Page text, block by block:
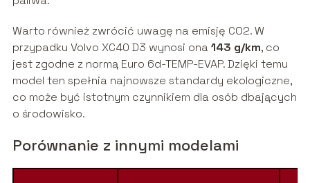
Warto również zwrócić uwagę na emisję CO2. W
przypadku Volvo XC40 D3 wynosi ona143 g/km, co
jest zgodne z normą Euro 6d-TEMP-EVAP. Dzięki temu
model ten spełnia najnowsze standardy ekologiczne,
co może być istotnym czynnikiem dla osób dbających
o środowisko.
Porównanie z innymi modelami